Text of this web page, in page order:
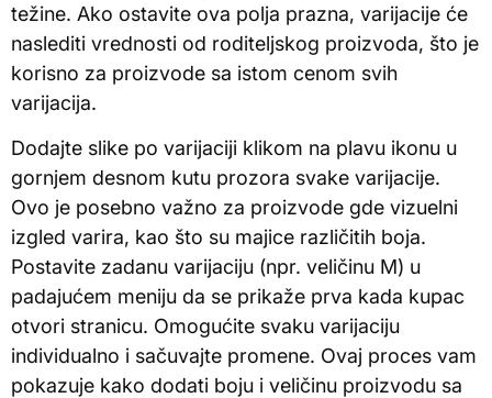
težine. Ako ostavite ova polja prazna, varijacije će
naslediti vrednosti od roditeljskog proizvoda, što je
korisno za proizvode sa istom cenom svih
varijacija.
Dodajte slike po varijaciji klikom na plavu ikonu u
gornjem desnom kutu prozora svake varijacije.
Ovo je posebno važno za proizvode gde vizuelni
izgled varira, kao što su majice različitih boja.
Postavite zadanu varijaciju (npr. veličinu M) u
padajućem meniju da se prikaže prva kada kupac
otvori stranicu. Omogućite svaku varijaciju
individualno i sačuvajte promene. Ovaj proces vam
pokazuje kako dodati boju i veličinu proizvodu sa